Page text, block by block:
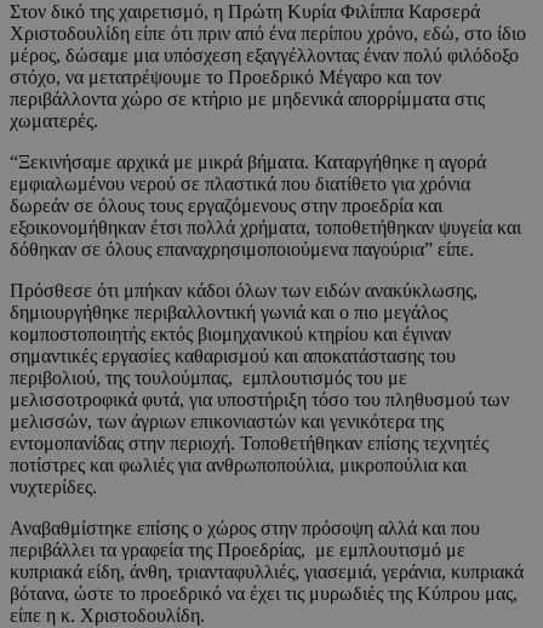
Στον δικό της χαιρετισμό, η Πρώτη Κυρία Φιλίππα Καρσερά
Χριστοδουλίδη είπε ότι πριν από ένα περίπου χρόνο, εδώ, στο ίδιο
μέρος, δώσαμε μια υπόσχεση εξαγγέλλοντας έναν πολύ φιλόδοξο
στόχο, να μετατρέψουμε το Προεδρικό Μέγαρο και τον
περιβάλλοντα χώρο σε κτήριο με μηδενικά απορρίμματα στις
χωματερές.
“Ξεκινήσαμε αρχικά με μικρά βήματα. Καταργήθηκε η αγορά
εμφιαλωμένου νερού σε πλαστικά που διατίθετο για χρόνια
δωρεάν σε όλους τους εργαζόμενους στην προεδρία και
εξοικονομήθηκαν έτσι πολλά χρήματα, τοποθετήθηκαν ψυγεία και
δόθηκαν σε όλους επαναχρησιμοποιούμενα παγούρια” είπε.
Πρόσθεσε ότι μπήκαν κάδοι όλων των ειδών ανακύκλωσης,
δημιουργήθηκε περιβαλλοντική γωνιά και ο πιο μεγάλος
κομποστοποιητής εκτός βιομηχανικού κτηρίου και έγιναν
σημαντικές εργασίες καθαρισμού και αποκατάστασης του
περιβολιού, της τουλούμπας, εμπλουτισμός του με
μελισσοτροφικά φυτά, για υποστήριξη τόσο του πληθυσμού των
μελισσών, των άγριων επικονιαστών και γενικότερα της
εντομοπανίδας στην περιοχή. Τοποθετήθηκαν επίσης τεχνητές
ποτίστρες και φωλιές για ανθρωποπούλια, μικροπούλια και
νυχτερίδες.
Αναβαθμίστηκε επίσης ο χώρος στην πρόσοψη αλλά και που
περιβάλλει τα γραφεία της Προεδρίας, με εμπλουτισμό με
κυπριακά είδη, άνθη, τριανταφυλλιές, γιασεμιά, γεράνια, κυπριακά
βότανα, ώστε το προεδρικό να έχει τις μυρωδιές της Κύπρου μας,
είπε η κ. Χριστοδουλίδη.